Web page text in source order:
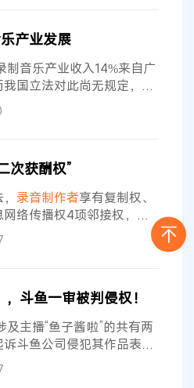
程。录音制作者
劳动，目前已被广泛地认
的发展，技术手段的融入
产业发展
制音乐产业收入14%来自广
国立法对此尚无规定，音
，助推音乐产业发展 希望
和公开表演权，近年来，国
费模式尚未成熟，业务盈
多内容变现能力不足，“长
人急在难于
次获酬权”
录音制作者享有复制权、
络传播权4项邻接权，但
演权。如今，互联网环境
得
对于广播权
从理论分析、利益平衡或
有正当性和现实合理性。 邻
接权的概念来自于
斗鱼一审被判侵权！
主播“鱼子酱啦”的共有两
斗鱼公司侵犯其作品表演
，并分别获赔800元和1200
也有两案，麒麟童公司起